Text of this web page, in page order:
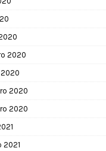
2020
2020
2020
2021